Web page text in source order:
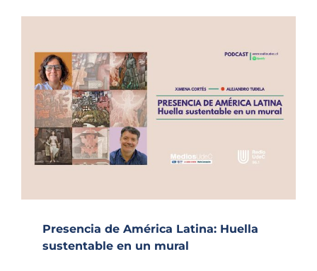
Presencia de América Latina: Huella
sustentable en un mural